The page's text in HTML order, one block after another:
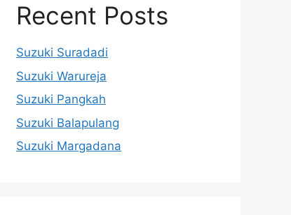
Recent Posts
Suzuki Suradadi
Suzuki Warureja
Suzuki Pangkah
Suzuki Balapulang
Suzuki Margadana